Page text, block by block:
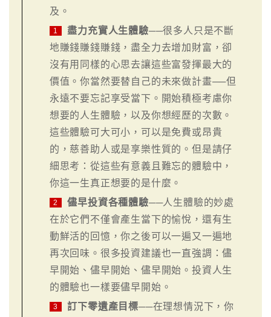
及。
1 盡力充實人生體驗──很多人只是不斷
地賺錢賺錢賺錢，盡全力去增加財富，卻
沒有用同樣的心思去讓這些富發揮最大的
價值。你當然要替自己的未來做計畫──但
永遠不要忘記享受當下。開始積極考慮你
想要的人生體驗，以及你想經歷的次數。
這些體驗可大可小，可以是免費或昂貴
的，慈善助人或是享樂性質的。但是請仔
細思考：從這些有意義且難忘的體驗中，
你這一生真正想要的是什麼。
2 儘早投資各種體驗──人生體驗的妙處
在於它們不僅會產生當下的愉悅，還有生
動鮮活的回憶，你之後可以一遍又一遍地
再次回味。很多投資建議也一直強調：儘
早開始、儘早開始、儘早開始。投資人生
的體驗也一樣要儘早開始。
3 訂下零遺產目標──在理想情況下，你